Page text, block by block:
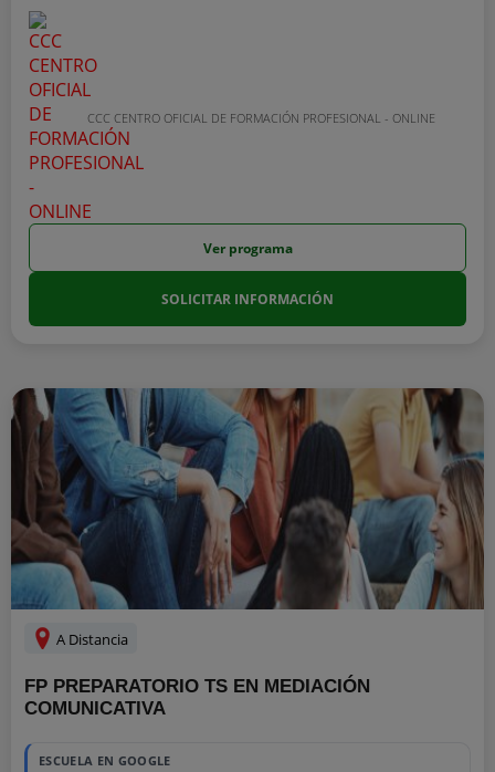
CCC CENTRO OFICIAL DE FORMACIÓN PROFESIONAL - ONLINE
Ver programa
SOLICITAR INFORMACIÓN
A Distancia
FP PREPARATORIO TS EN MEDIACIÓN
COMUNICATIVA
ESCUELA EN GOOGLE